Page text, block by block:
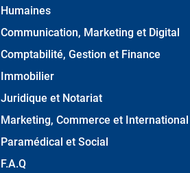
Humaines
Communication, Marketing et Digital
Comptabilité, Gestion et Finance
Immobilier
Juridique et Notariat
Marketing, Commerce et International
Paramédical et Social
F.A.Q